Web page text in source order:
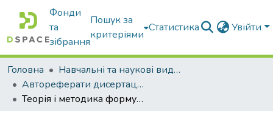
Фонди
та
зібрання
Пошук за
критеріями
Статистика Увійти
Головна
Навчальні та наукові видання
Автореферати дисертацій та дисертації
Теорія і методика формування професійної спрямованості майбутніх соціальних педагогів у вищих аграрних навчальних закладах